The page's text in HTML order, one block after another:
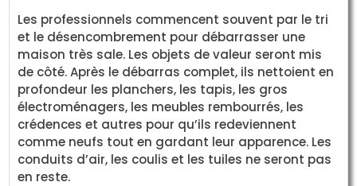
Les professionnels commencent souvent par le tri
et le désencombrement pour débarrasser une
maison très sale. Les objets de valeur seront mis
de côté. Après le débarras complet, ils nettoient en
profondeur les planchers, les tapis, les gros
électroménagers, les meubles rembourrés, les
crédences et autres pour qu’ils redeviennent
comme neufs tout en gardant leur apparence. Les
conduits d’air, les coulis et les tuiles ne seront pas
en reste.